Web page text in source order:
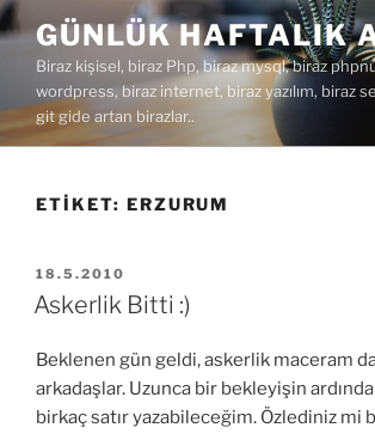
İçeriğe
geç
GÜNLÜK HAFTALIK
Biraz kişisel, biraz Php, biraz mysql, biraz
wordpress, biraz internet, biraz yazılım, biraz
git gide artan birazlar..
ETIKET: ERZURUM
YAYIM
TARIHI
18.5.2010
Askerlik Bitti :)
Beklenen gün geldi, askerlik maceram
arkadaşlar. Uzunca bir bekleyişin
birkaç satır yazabileceğim. Özlediniz mi